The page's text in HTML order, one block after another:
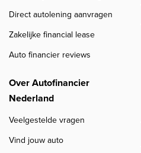
Direct autolening aanvragen
Zakelijke financial lease
Auto financier reviews
Over Autofinancier
Nederland
Veelgestelde vragen
Vind jouw auto